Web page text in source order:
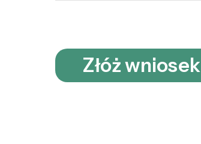
Złóż wniosek